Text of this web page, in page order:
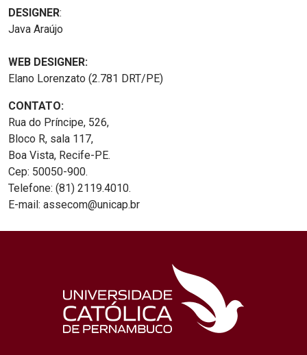
DESIGNER:
Java Araújo
WEB DESIGNER:
Elano Lorenzato (2.781 DRT/PE)
CONTATO:
Rua do Príncipe, 526,
Bloco R, sala 117,
Boa Vista, Recife-PE.
Cep: 50050-900.
Telefone: (81) 2119.4010.
E-mail: assecom@unicap.br